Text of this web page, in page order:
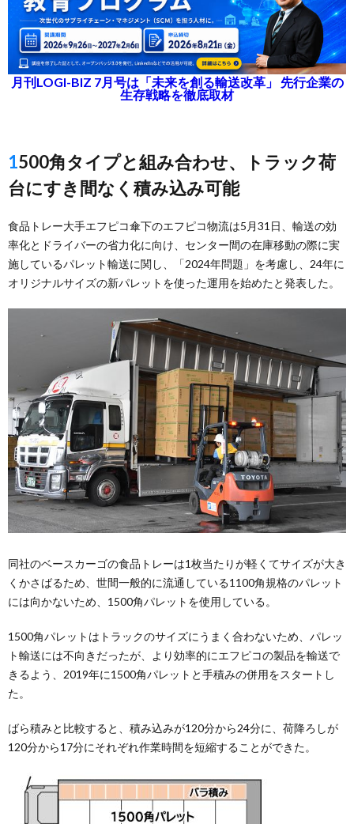
月刊LOGI-BIZ 7月号は「未来を創る輸送改革」 先行企業の
生存戦略を徹底取材
1500角タイプと組み合わせ、トラック荷
台にすき間なく積み込み可能
食品トレー大手エフピコ傘下のエフピコ物流は5月31日、輸送の効
率化とドライバーの省力化に向け、センター間の在庫移動の際に実
施しているパレット輸送に関し、「2024年問題」を考慮し、24年に
オリジナルサイズの新パレットを使った運用を始めたと発表した。
同社のベースカーゴの食品トレーは1枚当たりが軽くてサイズが大き
くかさばるため、世間一般的に流通している1100角規格のパレット
には向かないため、1500角パレットを使用している。
1500角パレットはトラックのサイズにうまく合わないため、パレッ
ト輸送には不向きだったが、より効率的にエフピコの製品を輸送で
きるよう、2019年に1500角パレットと手積みの併用をスタートし
た。
ばら積みと比較すると、積み込みが120分から24分に、荷降ろしが
120分から17分にそれぞれ作業時間を短縮することができた。